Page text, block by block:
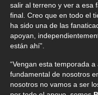
salir al terreno y ver a esa
final. Creo que en todo el
ha sido una de las
apoyan,
están ahí”.
“Vengan esta temporada
fundamental de nosotros
nosotros no vamos a ser